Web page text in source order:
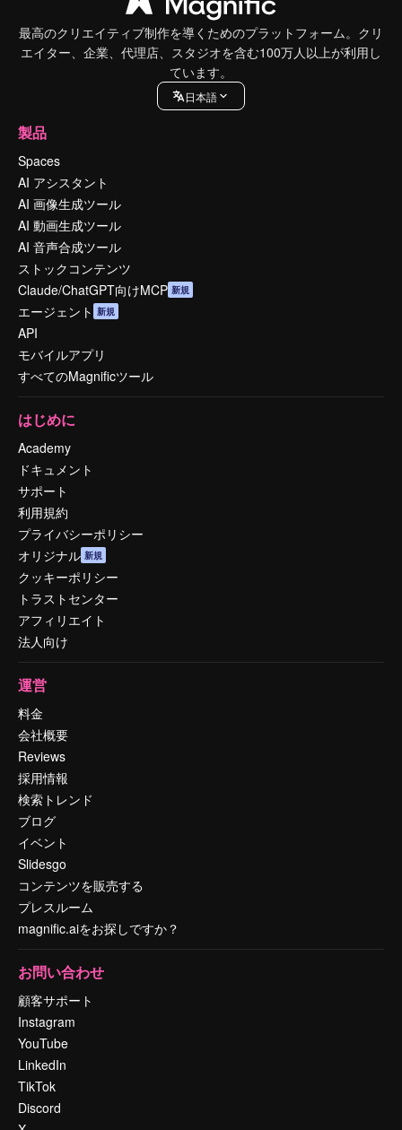
最高のクリエイティブ制作を導くためのプラットフォーム。クリ
エイター、企業、代理店、スタジオを含む100万人以上が利用し
ています。
日本語
製品
Spaces
AI アシスタント
AI 画像生成ツール
AI 動画生成ツール
AI 音声合成ツール
ストックコンテンツ
Claude/ChatGPT向けMCP 新規
エージェント 新規
API
モバイルアプリ
すべてのMagnificツール
はじめに
Academy
ドキュメント
サポート
利用規約
プライバシーポリシー
オリジナル 新規
クッキーポリシー
トラストセンター
アフィリエイト
法人向け
運営
料金
会社概要
Reviews
採用情報
検索トレンド
ブログ
イベント
Slidesgo
コンテンツを販売する
プレスルーム
magnific.aiをお探しですか？
お問い合わせ
顧客サポート
Instagram
YouTube
LinkedIn
TikTok
Discord